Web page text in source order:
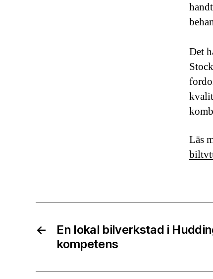
Det
Läs
←
En lokal bilverkstad i
kompetens